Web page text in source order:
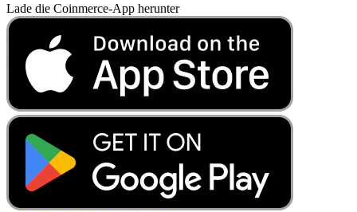
Lade die Coinmerce-App herunter